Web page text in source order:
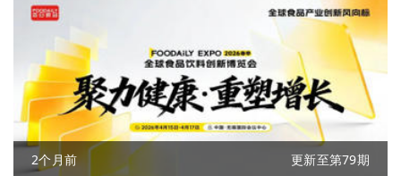
2个月前 更新至第79期